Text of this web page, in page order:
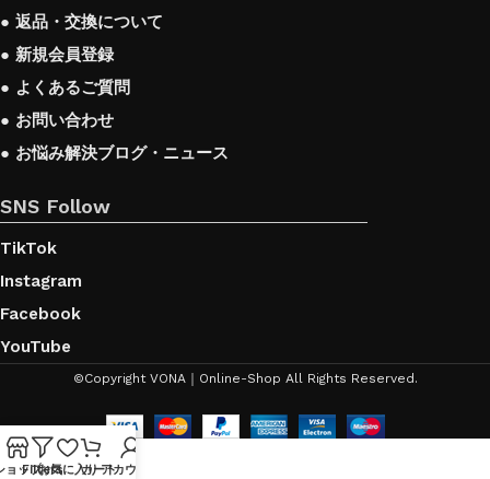
● 返品・交換について
● 新規会員登録
● よくあるご質問
● お問い合わせ
● お悩み解決ブログ・ニュース
SNS Follow
TikTok
Instagram
Facebook
YouTube
©Copyright VONA｜Online-Shop All Rights Reserved.
ョップFilters
お気に入りカートアカウント